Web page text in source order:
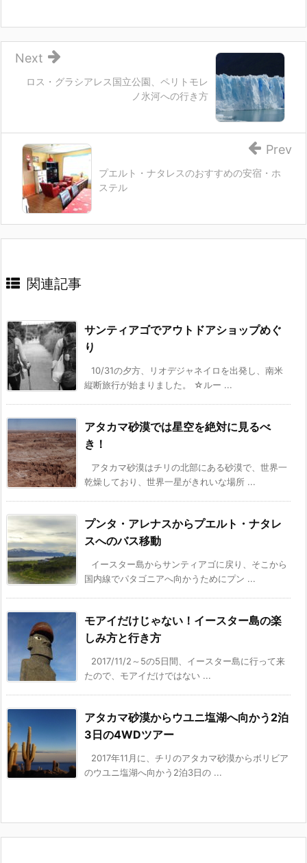
ロス・グラシアレス国立公園、ペリトモレ
ノ氷河への行き方
Next
プエルト・ナタレスのおすすめの安宿・ホ
ステル
Prev
関連記事
サンティアゴでアウトドアショップめぐ
り
10/31の夕方、リオデジャネイロを出発し、南米
縦断旅行が始まりました。 ☆ルー ...
アタカマ砂漠では星空を絶対に見るべ
き！
アタカマ砂漠はチリの北部にある砂漠で、世界一
乾燥しており、世界一星がきれいな場所 ...
プンタ・アレナスからプエルト・ナタレ
スへのバス移動
イースター島からサンティアゴに戻り、そこから
国内線でパタゴニアへ向かうためにプン ...
モアイだけじゃない！イースター島の楽
しみ方と行き方
2017/11/2～5の5日間、イースター島に行って来
たので、モアイだけではない ...
アタカマ砂漠からウユニ塩湖へ向かう2泊
3日の4WDツアー
2017年11月に、チリのアタカマ砂漠からボリビア
のウユニ塩湖へ向かう2泊3日の ...